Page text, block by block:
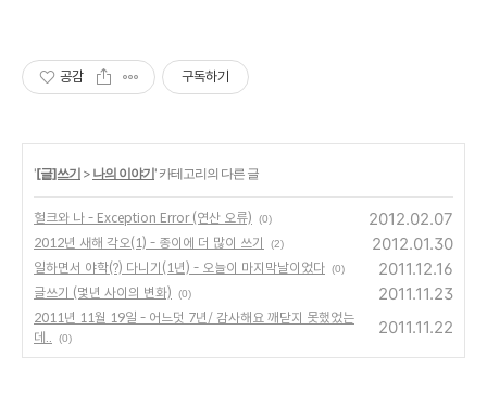
공감 구독하기
'[글]쓰기 > 나의 이야기' 카테고리의 다른 글
헐크와 나 - Exception Error (연산 오류) (0) 2012.02.07
2012년 새해 각오(1) - 종이에 더 많이 쓰기 (2) 2012.01.30
일하면서 야학(?) 다니기(1년) - 오늘이 마지막날이었다 (0) 2011.12.16
글쓰기 (몇년 사이의 변화) (0) 2011.11.23
2011년 11월 19일 - 어느덧 7년/ 감사해요 깨닫지 못했었는
데..
(0)
2011.11.22